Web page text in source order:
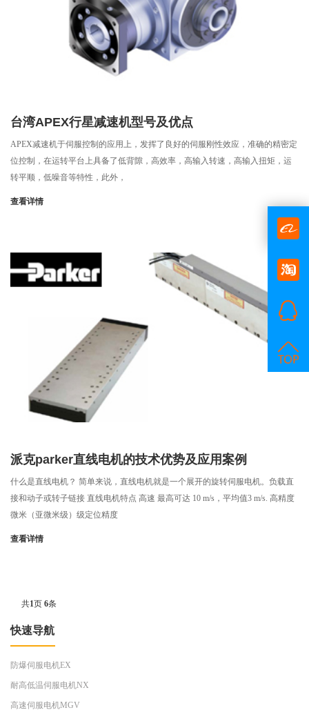
台湾APEX行星减速机型号及优点
APEX减速机于伺服控制的应用上，发挥了良好的伺服刚性效应，准确的精密定
位控制，在运转平台上具备了低背隙，高效率，高输入转速，高输入扭矩，运
转平顺，低噪音等特性，此外，
查看详情
派克parker直线电机的技术优势及应用案例
什么是直线电机？ 简单来说，直线电机就是一个展开的旋转伺服电机。负载直
接和动子或转子链接 直线电机特点 高速 最高可达 10 m/s，平均值3 m/s. 高精度
微米（亚微米级）级定位精度
查看详情
共1页 6条
快速导航
防爆伺服电机EX
耐高低温伺服电机NX
高速伺服电机MGV